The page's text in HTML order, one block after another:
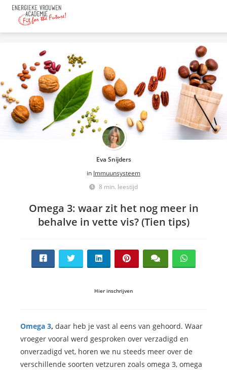
Eva Snijders
in Immuunsysteem
8 min. leestijd
Omega 3: waar zit het nog meer in
behalve in vette vis? (Tien tips)
Hier inschrijven
Omega 3, daar heb je vast al eens van gehoord. Waar
vroeger vooral werd gesproken over verzadigd en
onverzadigd vet, horen we nu steeds meer over de
verschillende soorten vetzuren zoals omega 3, omega